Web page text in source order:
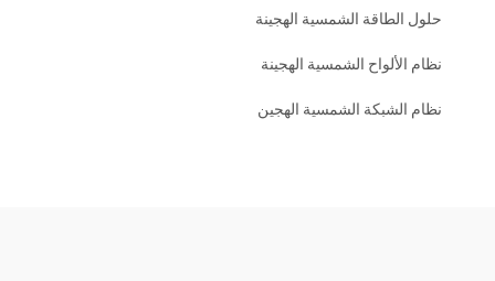
حلول الطاقة الشمسية الهجينة
نظام الألواح الشمسية الهجينة
نظام الشبكة الشمسية الهجين